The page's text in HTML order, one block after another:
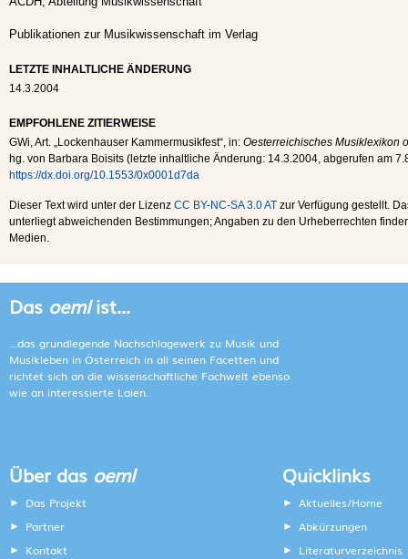
Publikationen zur Musikwissenschaft im Verlag
LETZTE INHALTLICHE ÄNDERUNG
14.3.2004
EMPFOHLENE ZITIERWEISE
GWi , Art. „Lockenhauser Kammermusikfest“, in: Oesterreichisches Musiklexikon
hg. von Barbara Boisits (letzte inhaltliche Änderung: 14.3.2004 , abgerufen am
https://dx.doi.org/10.1553/0x0001d7da
Dieser Text wird unter der Lizenz CC BY-NC-SA 3.0 AT zur Verfügung gestellt.
unterliegt abweichenden Bestimmungen; Angaben zu den Urheberrechten
Medien.
Das oemlist...
...das grundlegende Nachschlagewerk zu Musik und
Musikleben in Österreich in all seinen Facetten und
richtet sich an die wissenschaftliche Fachwelt ebenso
wie an interessierte Laien.
Über das oeml
Das Projekt
Partner
Kontakt
Quicklinks
Aktuelles/Home
Abkürzungen
Literaturverzeichnis